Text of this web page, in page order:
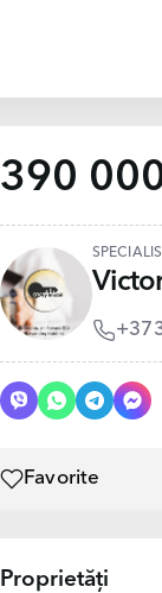
390
Favorite
Proprietăți